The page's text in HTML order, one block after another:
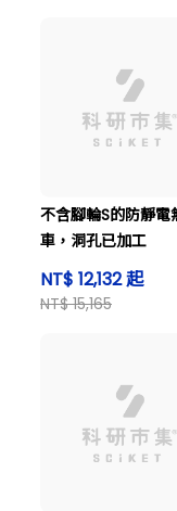
不含腳輪S的防靜電
車，洞孔已加工
NT$ 12,132 起
NT$ 15,165